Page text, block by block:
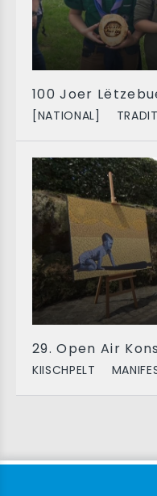
100 Joer
[NATIONAL]
29. Open Air
KIISCHPELT